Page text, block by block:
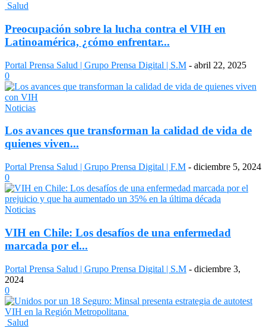
Salud
Preocupación sobre la lucha contra el VIH en
Latinoamérica, ¿cómo enfrentar...
Portal Prensa Salud | Grupo Prensa Digital | S.M - abril 22, 2025
0
Noticias
Los avances que transforman la calidad de vida de
quienes viven...
Portal Prensa Salud | Grupo Prensa Digital | F.M - diciembre 5, 2024
0
Noticias
VIH en Chile: Los desafíos de una enfermedad
marcada por el...
Portal Prensa Salud | Grupo Prensa Digital | S.M - diciembre 3,
2024
0
Salud